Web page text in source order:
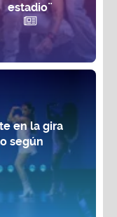
estadio¨
en la gira
según